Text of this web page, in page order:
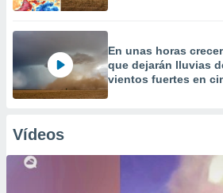
En unas horas
que dejarán lluvias
vientos fuertes en
Vídeos